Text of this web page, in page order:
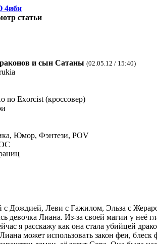
4иби
статьи
и сын Сатаны (02.05.12 / 15:40)
no Exorcist (кроссовер)
Юмор, Фэнтези, POV
с Дождией, Леви с Гажилом, Эльза с
девочка Лиана. Из-за своей магии у неё
я расскажу как она стала убийцей
может использовать закон феи,